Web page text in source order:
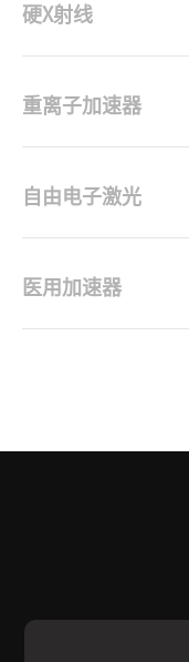
硬X射线
重离子加速器
自由电子激光
医用加速器